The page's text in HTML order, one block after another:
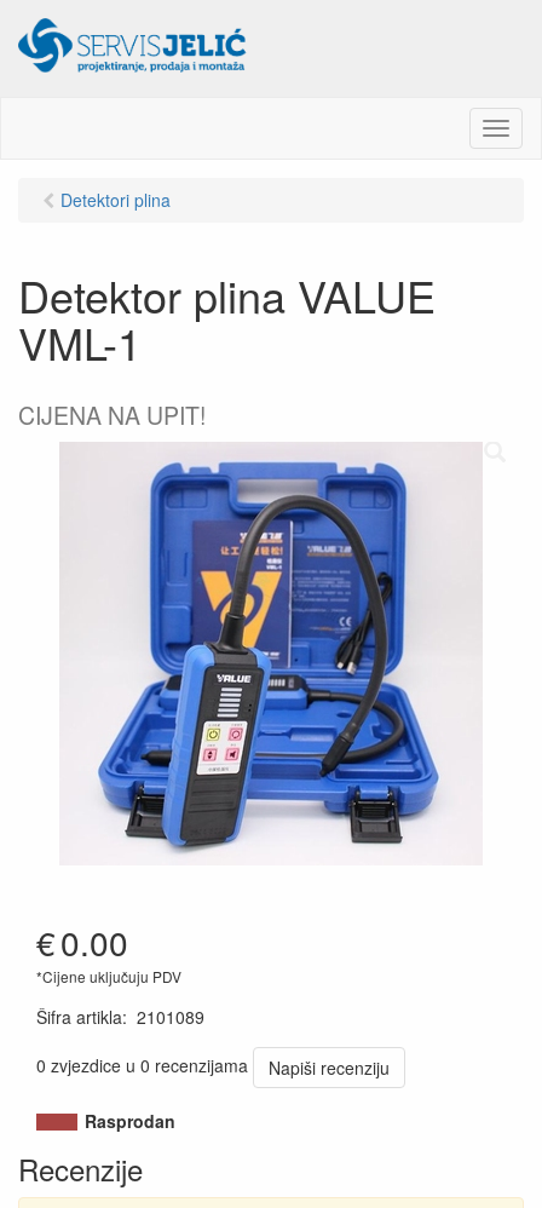
M
e
Detektori plina
Detektor plina VALUE
VML-1
CIJENA NA UPIT!
€0.00
*Cijene uključuju PDV
Šifra artikla: 2101089
0 zvjezdice u 0 recenzijama
Napiši recenziju
Rasprodan
Recenzije